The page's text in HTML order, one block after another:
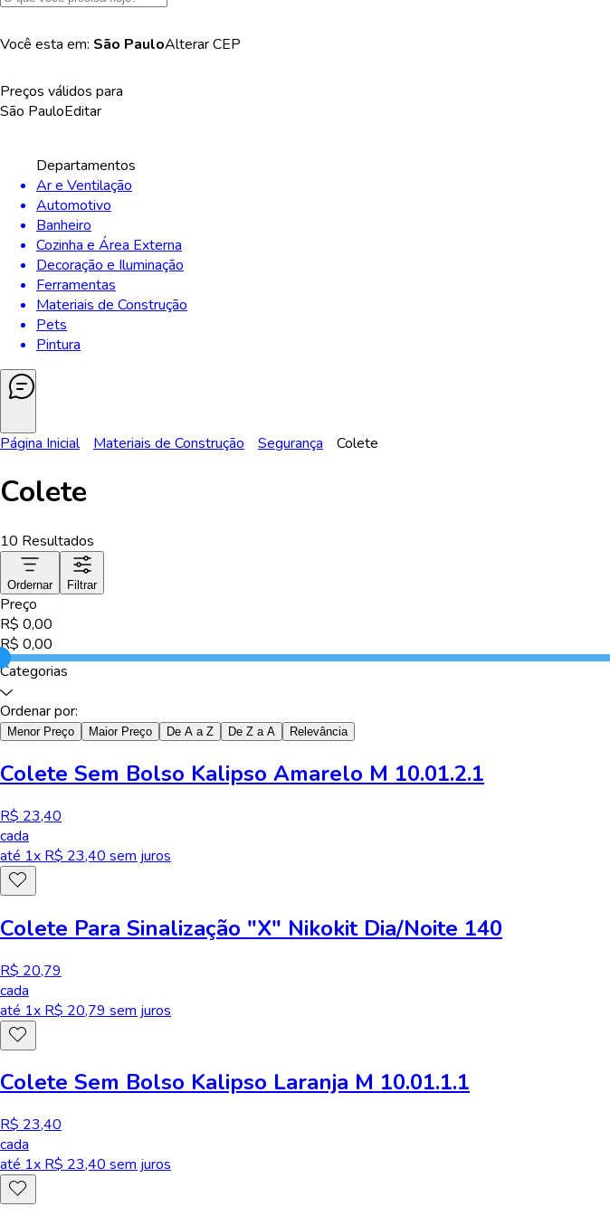
Você esta em: São PauloAlterarCEP
Preços válidos para
São PauloEditar
Departamentos
Ar e Ventilação
Automotivo
Banheiro
Cozinha e Área Externa
Decoração e Iluminação
Ferramentas
Materiais de Construção
Pets
Pintura
Página Inicial Materiais de Construção Segurança Colete
Colete
10 Resultados
Ordernar Filtrar
Preço
R$ 0,00
R$ 0,00
Categorias
Ordenar por:
Menor Preço Maior Preço De A a Z De Z a A Relevância
Colete Sem Bolso Kalipso Amarelo M 10.01.2.1
R$ 23,40
cada
até 1x R$ 23,40 sem juros
Colete Para Sinalização "X" Nikokit Dia/Noite 140
R$ 20,79
cada
até 1x R$ 20,79 sem juros
Colete Sem Bolso Kalipso Laranja M 10.01.1.1
R$ 23,40
cada
até 1x R$ 23,40 sem juros